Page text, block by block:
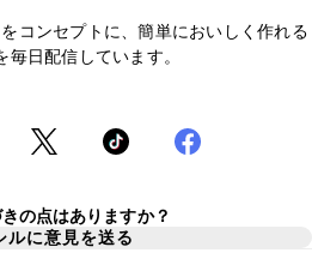
コンセプトに、簡単においしく作れる
毎日配信しています。
の点はありますか？
ルに意見を送る